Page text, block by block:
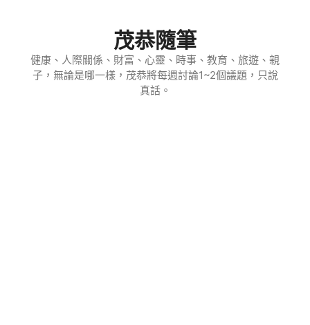
茂恭隨筆
健康、人際關係、財富、心靈、時事、教育、旅遊、親
子，無論是哪一樣，茂恭將每週討論1~2個議題，只說
真話。